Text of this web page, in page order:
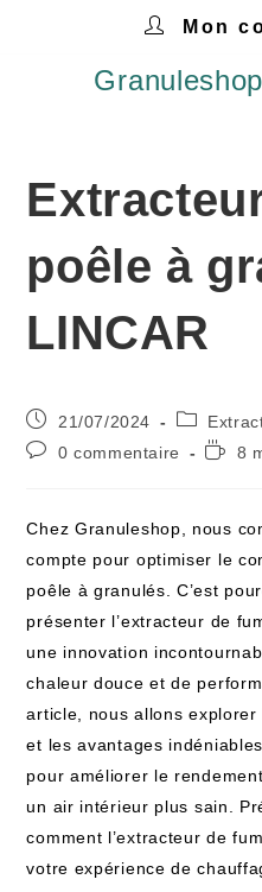
Mon
Granuleshop
poêle à
LINCAR
21/07/2024
0 commentaire
8
Chez Granuleshop, nous
compte pour optimiser le
poêle à granulés. C’est
présenter l’extracteur de
une innovation
chaleur douce et de
article, nous allons
et les avantages
pour améliorer le
un air intérieur plus sain.
comment l’extracteur de
votre expérience de